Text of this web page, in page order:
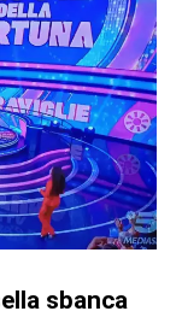
sbanca